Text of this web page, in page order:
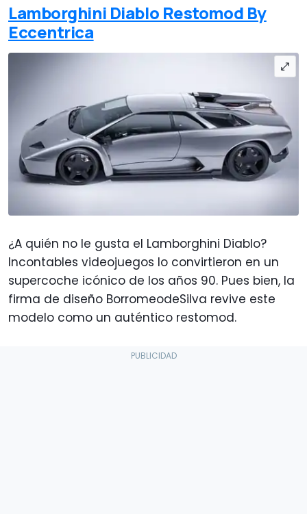
Lamborghini Diablo Restomod By
Eccentrica
¿A quién no le gusta el Lamborghini Diablo?
Incontables videojuegos lo convirtieron en un
supercoche icónico de los años 90. Pues bien, la
firma de diseño BorromeodeSilva revive este
modelo como un auténtico restomod.